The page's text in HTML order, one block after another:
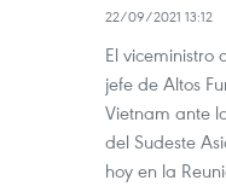
22/09/2021 13:12
El viceministro
jefe de Altos
Vietnam ante
del Sudeste
hoy en la